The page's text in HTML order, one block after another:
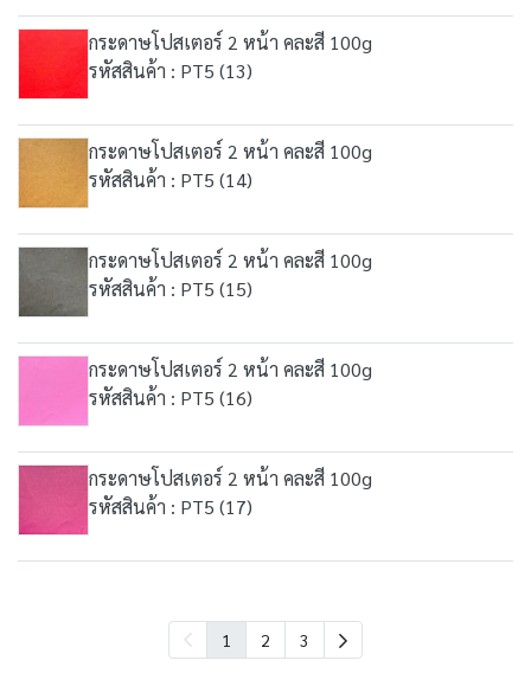
กระดาษโปสเตอร์ 2 หน้า คละสี 100g
รหัสสินค้า : PT5 (13)
กระดาษโปสเตอร์ 2 หน้า คละสี 100g
รหัสสินค้า : PT5 (14)
กระดาษโปสเตอร์ 2 หน้า คละสี 100g
รหัสสินค้า : PT5 (15)
กระดาษโปสเตอร์ 2 หน้า คละสี 100g
รหัสสินค้า : PT5 (16)
กระดาษโปสเตอร์ 2 หน้า คละสี 100g
รหัสสินค้า : PT5 (17)
1 2 3